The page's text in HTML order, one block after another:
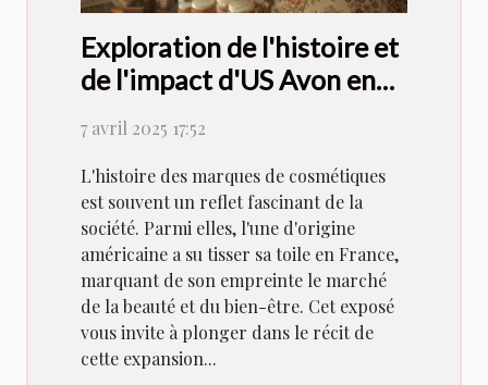
Exploration de l'histoire et
de l'impact d'US Avon en
France
7 avril 2025 17:52
L'histoire des marques de cosmétiques
est souvent un reflet fascinant de la
société. Parmi elles, l'une d'origine
américaine a su tisser sa toile en France,
marquant de son empreinte le marché
de la beauté et du bien-être. Cet exposé
vous invite à plonger dans le récit de
cette expansion...